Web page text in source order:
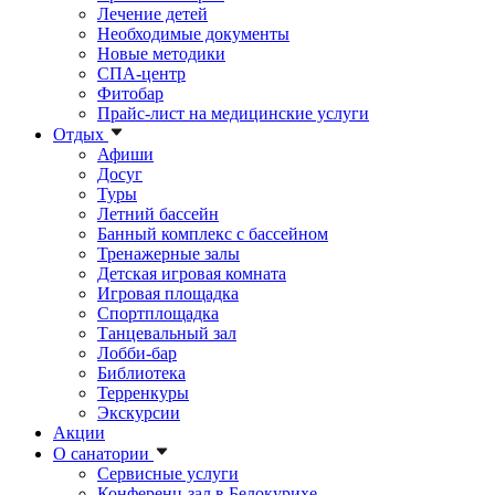
Лечение детей
Необходимые документы
Новые методики
СПА-центр
Фитобар
Прайс-лист на медицинские услуги
Отдых
Афиши
Досуг
Туры
Летний бассейн
Банный комплекс с бассейном
Тренажерные залы
Детская игровая комната
Игровая площадка
Спортплощадка
Танцевальный зал
Лобби-бар
Библиотека
Терренкуры
Экскурсии
Акции
О санатории
Сервисные услуги